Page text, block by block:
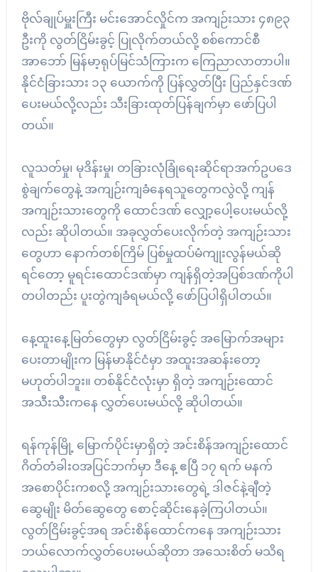
ဗိုလ်ချုပ်မှူးကြီး မင်းအောင်လှိုင်က အကျဉ်းသား ၄၈၉၃
ဦးကို လွတ်ငြိမ်းခွင့် ပြုလိုက်တယ်လို့ စစ်ကောင်စီ
အာဘော် မြန်မာ့ရုပ်မြင်သံကြားက ကြေညာလာတာပါ။
နိုင်ငံခြားသား ၁၃ ယောက်ကို ပြန်လွှတ်ပြီး ပြည်နှင်ဒဏ်
ပေးမယ်လို့လည်း သီးခြားထုတ်ပြန်ချက်မှာ ဖော်ပြပါ
တယ်။
လူသတ်မှု၊ မုဒိန်းမှု၊ တခြားလုံခြုံရေးဆိုင်ရာအက်ဥပဒေ
စွဲချက်တွေနဲ့ အကျဉ်းကျခံနေရသူတွေကလွဲလို့ ကျန်
အကျဉ်းသားတွေကို ထောင်ဒဏ် လျှော့ပေါ့ပေးမယ်လို့
လည်း ဆိုပါတယ်။ အခုလွှတ်ပေးလိုက်တဲ့ အကျဉ်းသား
တွေဟာ နောက်တစ်ကြိမ် ပြစ်မှုထပ်မံကျုးလွန်မယ်ဆို
ရင်တော့ မူရင်းထောင်ဒဏ်မှာ ကျန်ရှိတဲ့အပြစ်ဒဏ်ကိုပါ
တပါတည်း ပူးတွဲကျခံရမယ်လို့ ဖော်ပြပါရှိပါတယ်။
နေ့ထူးနေ့မြတ်တွေမှာ လွတ်ငြိမ်းခွင့် အမြောက်အများ
ပေးတာမျိုးက မြန်မာနိုင်ငံမှာ အထူးအဆန်းတော့
မဟုတ်ပါဘူး။ တစ်နိုင်ငံလုံးမှာ ရှိတဲ့ အကျဉ်းထောင်
အသီးသီးကနေ လွှတ်ပေးမယ်လို့ ဆိုပါတယ်။
ရန်ကုန်မြို့ မြောက်ပိုင်းမှာရှိတဲ့ အင်းစိန်အကျဉ်းထောင်
ဂိတ်တံခါးဝအပြင်ဘက်မှာ ဒီနေ့ ဧပြီ ၁၇ ရက် မနက်
အစောပိုင်းကစလို့ အကျဉ်းသားတွေရဲ့ ဒါဇင်နဲ့ချီတဲ့
ဆွေမျိုး မိတ်ဆွေတွေ စောင့်ဆိုင်းနေခဲ့ကြပါတယ်။
လွတ်ငြိမ်းခွင့်အရ အင်းစိန်ထောင်ကနေ အကျဉ်းသား
ဘယ်လောက်လွှတ်ပေးမယ်ဆိုတာ အသေးစိတ် မသိရ